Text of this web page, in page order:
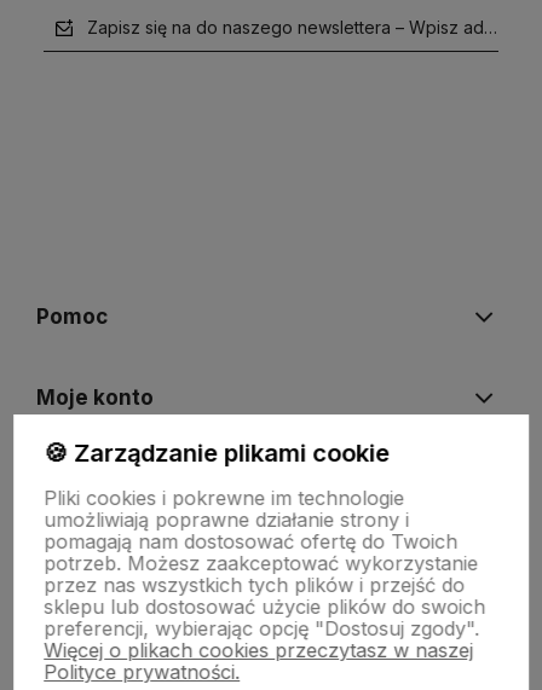
Zapisz się na do naszego newslettera – Wpisz adres e-
Pomoc
Moje konto
O nas
🍪 Zarządzanie plikami cookie
Pliki cookies i pokrewne im technologie
umożliwiają poprawne działanie strony i
pomagają nam dostosować ofertę do Twoich
potrzeb. Możesz zaakceptować wykorzystanie
przez nas wszystkich tych plików i przejść do
sklepu lub dostosować użycie plików do swoich
preferencji, wybierając opcję "Dostosuj zgody".
Więcej o plikach cookies przeczytasz w naszej
Polityce prywatności.